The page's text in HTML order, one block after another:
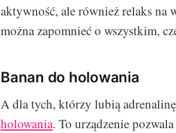
aktywność, ale również relaks na
można zapomnieć o wszystkim,
Banan do holowania
A dla tych, którzy lubią
holowania. To urządzenie